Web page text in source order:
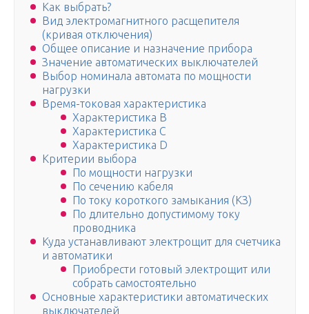
Как выбрать?
Вид электромагнитного расщепителя
(кривая отключения)
Общее описание и назначение прибора
Значение автоматических выключателей
Выбор номинала автомата по мощности
нагрузки
Время-токовая характеристика
Характеристика B
Характеристика C
Характеристика D
Критерии выбора
По мощности нагрузки
По сечению кабеля
По току короткого замыкания (КЗ)
По длительно допустимому току
проводника
Куда устанавливают электрощит для счетчика
и автоматики
Приобрести готовый электрощит или
собрать самостоятельно
Основные характеристики автоматических
выключателей